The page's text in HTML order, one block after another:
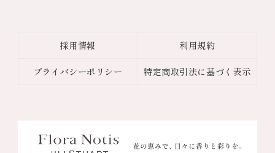
採用情報
プライバシーポリシー
利用規約
特定商取引法に基づく表示